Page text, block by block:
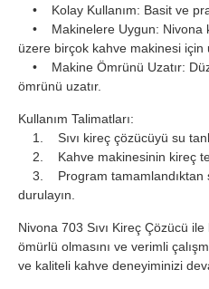
• Kolay Kullanım: Basit ve
• Makinelere Uygun: Nivona
üzere birçok kahve makinesi için
• Makine Ömrünü Uzatır:
ömrünü uzatır.
Kullanım Talimatları:
1. Sıvı kireç çözücüyü su
2. Kahve makinesinin kireç
3. Program tamamlandıktan
durulayın.
Nivona 703 Sıvı Kireç Çözücü
ömürlü olmasını ve verimli
ve kaliteli kahve deneyiminizi